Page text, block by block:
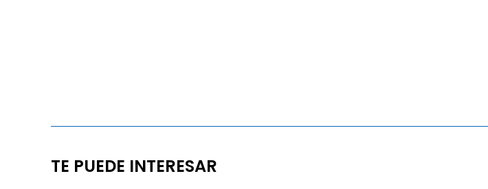
TE PUEDE INTERESAR